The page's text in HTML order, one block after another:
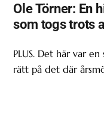
Ole Törner: En
som togs trots
PLUS. Det här var
rätt på det där